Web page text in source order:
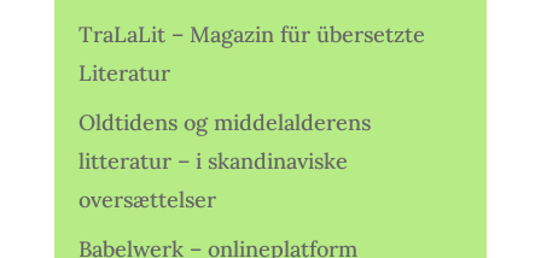
TraLaLit – Magazin für übersetzte
Literatur
Oldtidens og middelalderens
litteratur – i skandinaviske
oversættelser
Babelwerk – onlineplatform